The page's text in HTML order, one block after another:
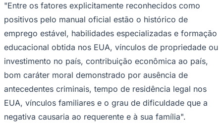
Corinthians
"Entre os fatores explicitamente reconhecidos como
positivos pelo manual oficial estão o histórico de
emprego estável, habilidades especializadas e formação
educacional obtida nos EUA, vínculos de propriedade ou
investimento no país, contribuição econômica ao país,
bom caráter moral demonstrado por ausência de
antecedentes criminais, tempo de residência legal nos
EUA, vínculos familiares e o grau de dificuldade que a
negativa causaria ao requerente e à sua família".